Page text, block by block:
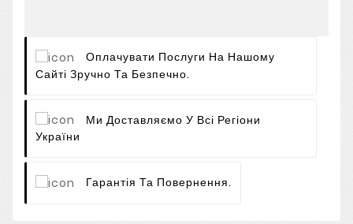
Оплачувати Послуги На Нашому
Сайті Зручно Та Безпечно.
Ми Доставляємо У Всі Регіони
України
Гарантія Та Повернення.